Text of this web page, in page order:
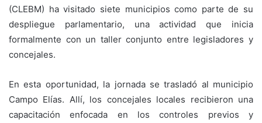
(CLEBM) ha visitado siete municipios como parte de su
despliegue parlamentario, una actividad que inicia
formalmente con un taller conjunto entre legisladores y
concejales.
​En esta oportunidad, la jornada se trasladó al municipio
Campo Elías. Allí, los concejales locales recibieron una
capacitación enfocada en los controles previos y